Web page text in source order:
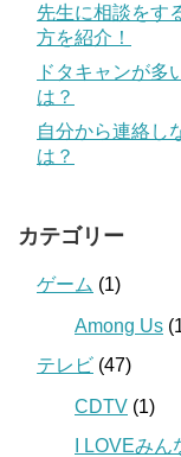
先生に相談をす
方を紹介！
ドタキャンが多
は？
自分から連絡し
は？
カテゴリー
ゲーム (1)
Among Us
テレビ (47)
CDTV (1)
I LOVEみ